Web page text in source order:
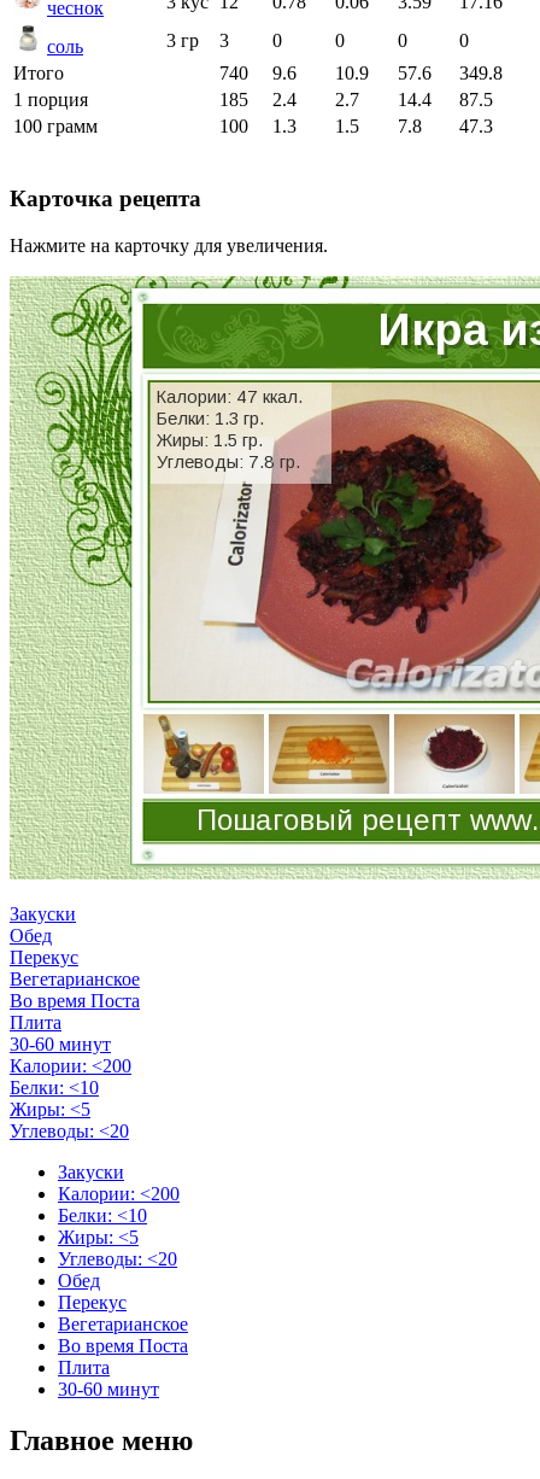
чеснок
соль 3 гр 3 0 0 0
0
Итого
740 9.6 10.9 57.6
349.8
1 порция
185 2.4 2.7 14.4
87.5
100 грамм
100 1.3 1.5 7.8 47.3
Карточка рецепта
Нажмите на карточку для увеличения.
Закуски
Обед
Перекус
Вегетарианское
Во время Поста
Плита
30-60 минут
Калории: <200
Белки: <10
Жиры: <5
Углеводы: <20
Закуски
Калории: <200
Белки: <10
Жиры: <5
Углеводы: <20
Обед
Перекус
Вегетарианское
Во время Поста
Плита
30-60 минут
Главное меню